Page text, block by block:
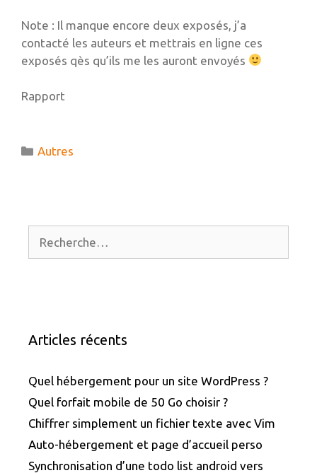
Note : Il manque encore deux exposés, j’a
contacté les auteurs et mettrais en ligne ces
exposés qès qu’ils me les auront envoyés
Rapport
Catégories
Autres
Articles récents
Quel hébergement pour un site WordPress ?
Quel forfait mobile de 50 Go choisir ?
Chiffrer simplement un fichier texte avec Vim
Auto-hébergement et page d’accueil perso
Synchronisation d’une todo list android vers